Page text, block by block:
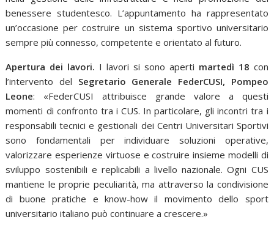
benessere studentesco. L’appuntamento ha rappresentato
un’occasione per costruire un sistema sportivo universitario
sempre più connesso, competente e orientato al futuro.
Apertura dei lavori. I lavori si sono aperti martedì 18 con
l’intervento del Segretario Generale FederCUSI, Pompeo
Leone: «FederCUSI attribuisce grande valore a questi
momenti di confronto tra i CUS. In particolare, gli incontri tra i
responsabili tecnici e gestionali dei Centri Universitari Sportivi
sono fondamentali per individuare soluzioni operative,
valorizzare esperienze virtuose e costruire insieme modelli di
sviluppo sostenibili e replicabili a livello nazionale. Ogni CUS
mantiene le proprie peculiarità, ma attraverso la condivisione
di buone pratiche e know-how il movimento dello sport
universitario italiano può continuare a crescere.»